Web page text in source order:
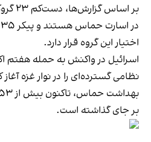
بر
اختیار این گروه قرار دارد.
اسرائیل در واکنش به حمله هفتم
نظامی گسترده‌ای را در نوار غزه آغاز
بر جای گذاشته است.